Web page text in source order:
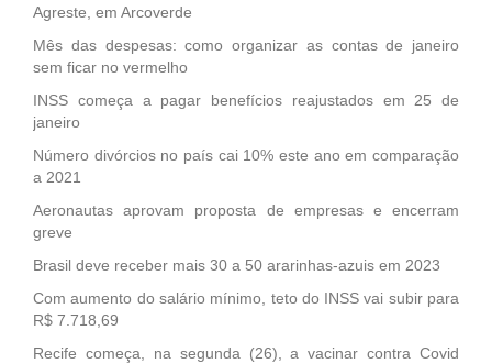
Agreste, em Arcoverde
Mês das despesas: como organizar as contas de janeiro
sem ficar no vermelho
INSS começa a pagar benefícios reajustados em 25 de
janeiro
Número divórcios no país cai 10% este ano em comparação
a 2021
Aeronautas aprovam proposta de empresas e encerram
greve
Brasil deve receber mais 30 a 50 ararinhas-azuis em 2023
Com aumento do salário mínimo, teto do INSS vai subir para
R$ 7.718,69
Recife começa, na segunda (26), a vacinar contra Covid